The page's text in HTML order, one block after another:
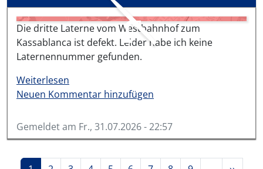
Die dritte Laterne vom Westbahnhof zum
Kassablanca ist defekt. Leider habe ich keine
Laternennummer gefunden.
Weiterlesen
Neuen Kommentar hinzufügen
Gemeldet am Fr., 31.07.2026 - 22:57
Seitennummerierung